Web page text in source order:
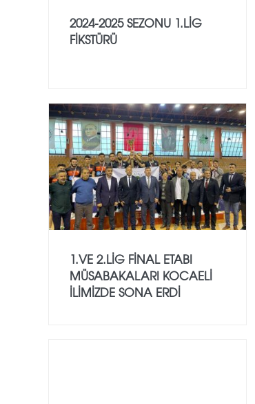
2024-2025 SEZONU 1.LİG
FİKSTÜRÜ
1.VE 2.LİG FİNAL ETABI
MÜSABAKALARI KOCAELİ
İLİMİZDE SONA ERDİ